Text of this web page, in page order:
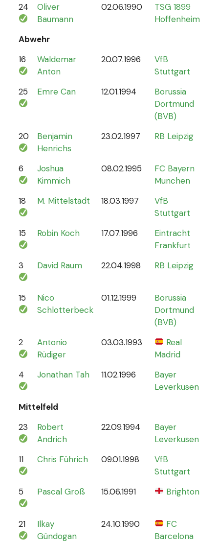
24
Oliver
Baumann
02.06.1990
TSG 1899
Hoffenheim
Abwehr
16
Waldemar
Anton
20.07.1996
VfB
Stuttgart
25 Emre Can 12.01.1994
Borussia
Dortmund
(BVB)
20
Benjamin
Henrichs
23.02.1997 RB Leipzig
6
Joshua
Kimmich
08.02.1995
FC Bayern
München
18 M. Mittelstädt 18.03.1997
VfB
Stuttgart
15 Robin Koch 17.07.1996
Eintracht
Frankfurt
3 David Raum 22.04.1998 RB Leipzig
15
Nico
Schlotterbeck
01.12.1999
Borussia
Dortmund
(BVB)
2
Antonio
Rüdiger
03.03.1993
Real
Madrid
4 Jonathan Tah 11.02.1996
Bayer
Leverkusen
Mittelfeld
23
Robert
Andrich
22.09.1994
Bayer
Leverkusen
11 Chris Führich 09.01.1998
VfB
Stuttgart
5 Pascal Groß 15.06.1991 Brighton
21
Ilkay
Gündogan
24.10.1990
FC
Barcelona